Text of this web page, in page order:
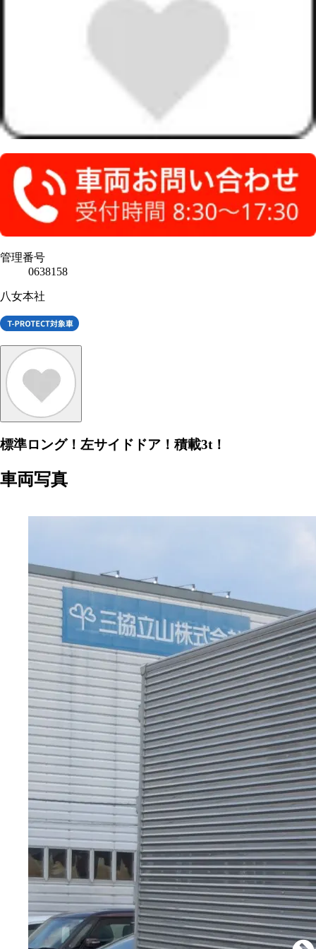
管理番号
0638158
八女本社
標準ロング！左サイドドア！積載3t！
車両写真